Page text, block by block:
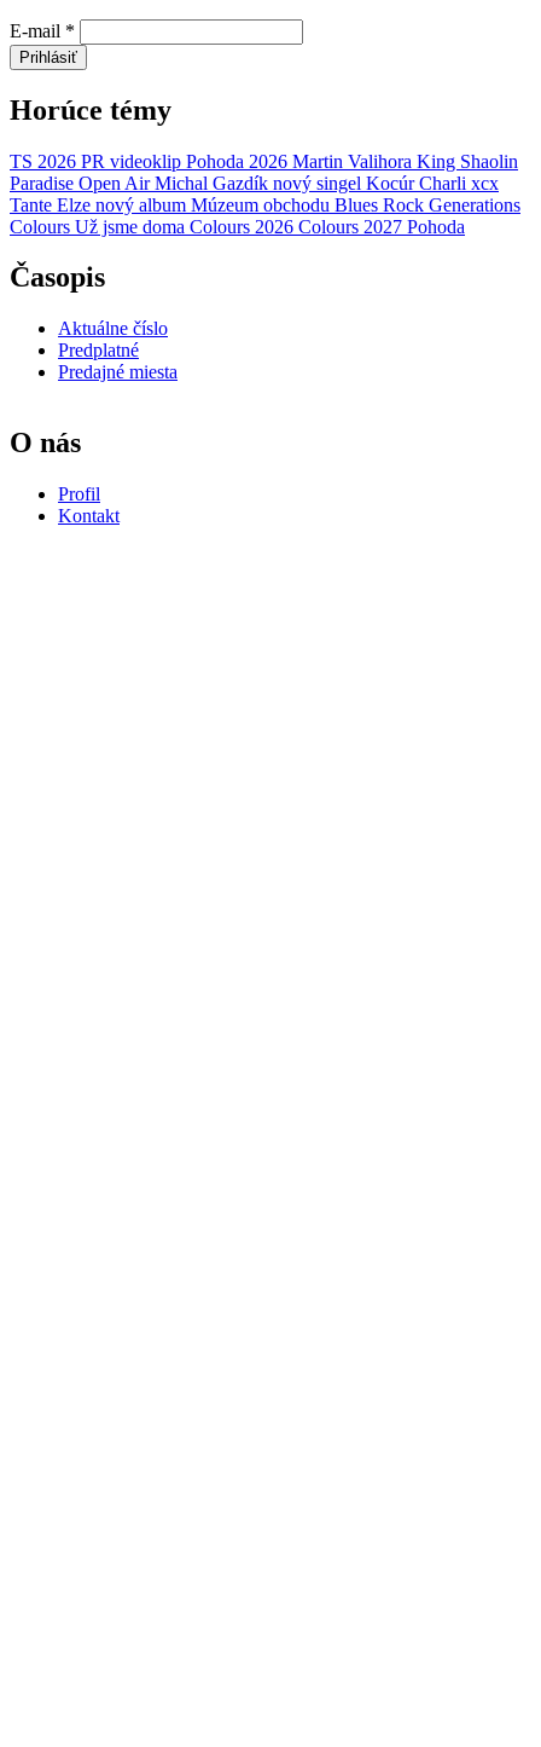
E-mail *
Prihlásiť
Horúce témy
TS 2026 PR videoklip Pohoda 2026 Martin Valihora King Shaolin
Paradise Open Air Michal Gazdík nový singel Kocúr Charli xcx
Tante Elze nový album Múzeum obchodu Blues Rock Generations
Colours Už jsme doma Colours 2026 Colours 2027 Pohoda
Časopis
Aktuálne číslo
Predplatné
Predajné miesta
O nás
Profil
Kontakt